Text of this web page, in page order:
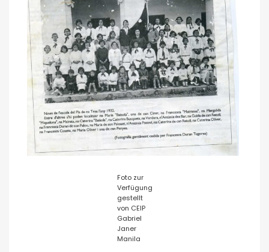
Foto zur
Verfügung
gestellt
von CEIP
Gabriel
Janer
Manila